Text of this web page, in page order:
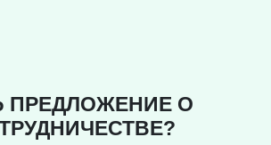
ПРЕДЛОЖЕНИЕ О